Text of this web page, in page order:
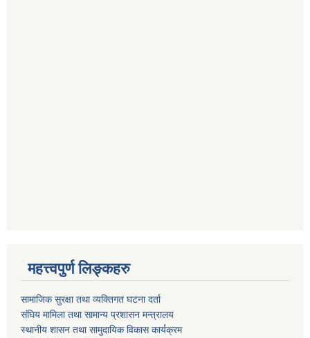
महत्त्वपुर्ण लिङ्कहरु
सामाजिक सुरक्षा तथा व्यक्तिगत घटना दर्ता
संघिय मामिला तथा सामान्य प्रशासन मन्त्रालय
स्थानीय शासन तथा सामुदायिक विकास कार्यक्रम